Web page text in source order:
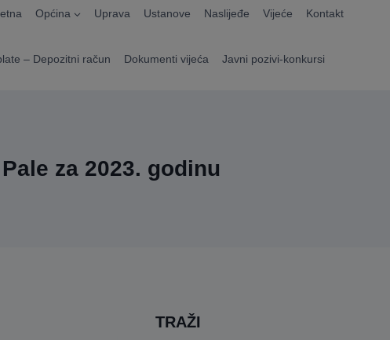
Općina Uprava Ustanove Naslijeđe Vijeće Kontakt
– Depozitni račun Dokumenti vijeća Javni pozivi-konkursi
za 2023. godinu
TRAŽI